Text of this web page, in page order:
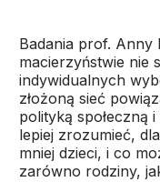
Badania prof. Anny
macierzyństwie nie
indywidualnych
złożoną sieć
polityką społeczną
lepiej zrozumieć,
mniej dzieci, i co
zarówno rodziny,